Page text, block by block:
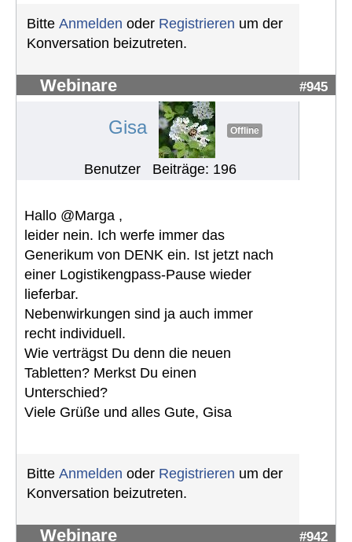
Bitte Anmelden oder Registrieren um der
Konversation beizutreten.
Webinare #945
Gisa Offline
Benutzer Beiträge: 196
Hallo @Marga ,
leider nein. Ich werfe immer das
Generikum von DENK ein. Ist jetzt nach
einer Logistikengpass-Pause wieder
lieferbar.
Nebenwirkungen sind ja auch immer
recht individuell.
Wie verträgst Du denn die neuen
Tabletten? Merkst Du einen
Unterschied?
Viele Grüße und alles Gute, Gisa
Bitte Anmelden oder Registrieren um der
Konversation beizutreten.
Webinare #942